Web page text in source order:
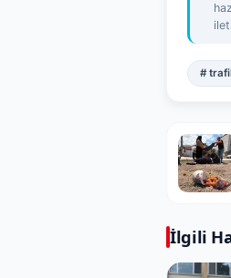
#
İlgili